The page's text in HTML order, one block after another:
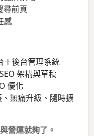
尋前頁
感
＋後台管理系統
架構與草稿
優化
無痛升級、隨時擴
營運就夠了。